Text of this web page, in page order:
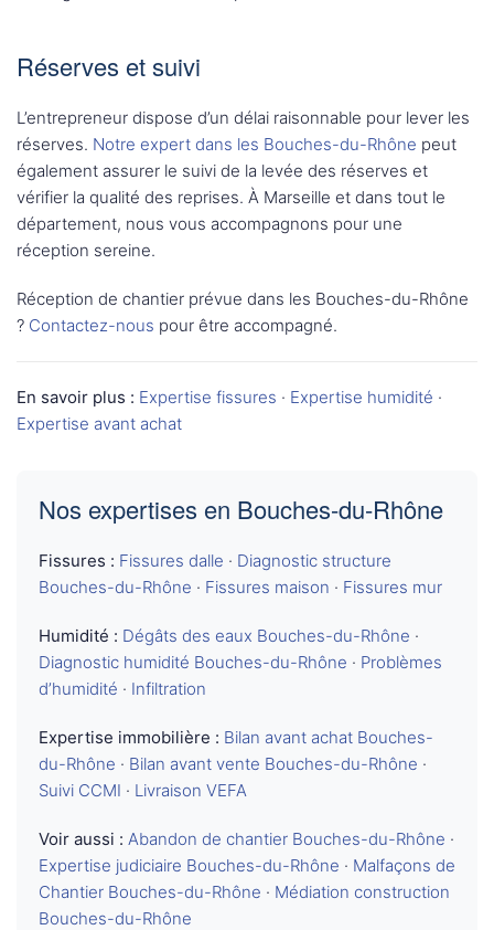
Réserves et suivi
L’entrepreneur dispose d’un délai raisonnable pour lever les
réserves. Notre expert dans les Bouches-du-Rhône peut
également assurer le suivi de la levée des réserves et
vérifier la qualité des reprises. À Marseille et dans tout le
département, nous vous accompagnons pour une
réception sereine.
Réception de chantier prévue dans les Bouches-du-Rhône
? Contactez-nous pour être accompagné.
En savoir plus : Expertise fissures · Expertise humidité ·
Expertise avant achat
Nos expertises en Bouches-du-Rhône
Fissures : Fissures dalle · Diagnostic structure
Bouches-du-Rhône · Fissures maison · Fissures mur
Humidité : Dégâts des eaux Bouches-du-Rhône ·
Diagnostic humidité Bouches-du-Rhône · Problèmes
d’humidité · Infiltration
Expertise immobilière : Bilan avant achat Bouches-
du-Rhône · Bilan avant vente Bouches-du-Rhône ·
Suivi CCMI · Livraison VEFA
Voir aussi : Abandon de chantier Bouches-du-Rhône ·
Expertise judiciaire Bouches-du-Rhône · Malfaçons de
Chantier Bouches-du-Rhône · Médiation construction
Bouches-du-Rhône